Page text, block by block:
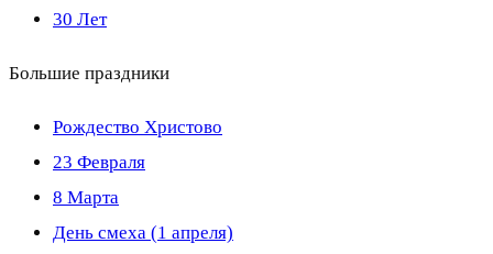
30 Лет
Большие праздники
Рождество Христово
23 Февраля
8 Марта
День смеха (1 апреля)